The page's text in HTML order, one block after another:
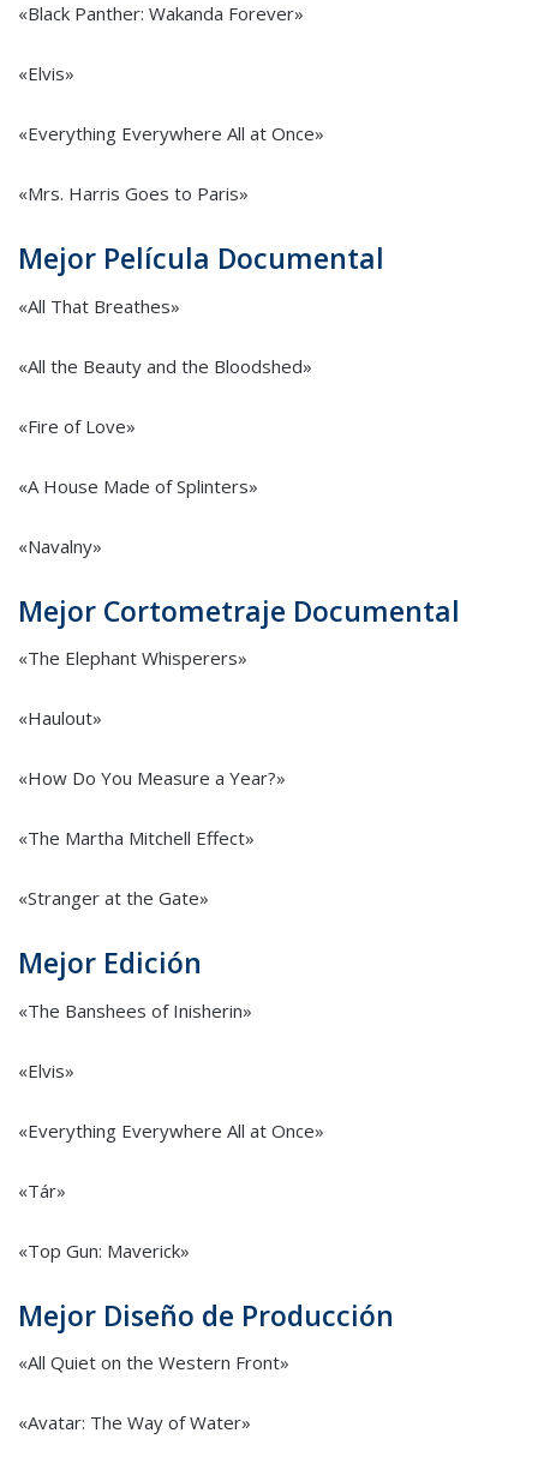
«Black Panther: Wakanda Forever»
«Elvis»
«Everything Everywhere All at Once»
«Mrs. Harris Goes to Paris»
Mejor Película Documental
«All That Breathes»
«All the Beauty and the Bloodshed»
«Fire of Love»
«A House Made of Splinters»
«Navalny»
Mejor Cortometraje Documental
«The Elephant Whisperers»
«Haulout»
«How Do You Measure a Year?»
«The Martha Mitchell Effect»
«Stranger at the Gate»
Mejor Edición
«The Banshees of Inisherin»
«Elvis»
«Everything Everywhere All at Once»
«Tár»
«Top Gun: Maverick»
Mejor Diseño de Producción
«All Quiet on the Western Front»
«Avatar: The Way of Water»